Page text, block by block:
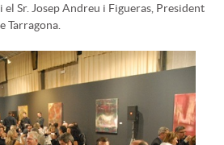
el Sr. Josep Andreu i Figueras, President
Tarragona.